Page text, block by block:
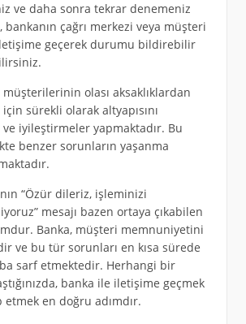
ve daha sonra tekrar denemeniz
bankanın çağrı merkezi veya müşteri
geçerek durumu bildirebilir
müşterilerinin olası aksaklıklardan
sürekli olarak altyapısını
iyileştirmeler yapmaktadır. Bu
benzer sorunların yaşanma
“Özür dileriz, işleminizi
mesajı bazen ortaya çıkabilen
Banka, müşteri memnuniyetini
ve bu tür sorunları en kısa sürede
sarf etmektedir. Herhangi bir
banka ile iletişime geçmek
en doğru adımdır.